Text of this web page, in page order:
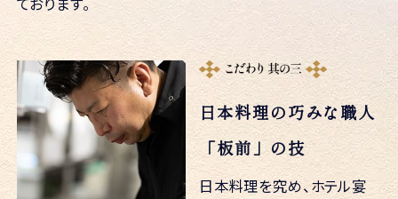
日本料理の巧みな職人
「板前」の技
日本料理を究め、ホテル宴